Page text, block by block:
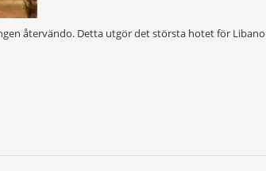
återvändo. Detta utgör det största hotet för